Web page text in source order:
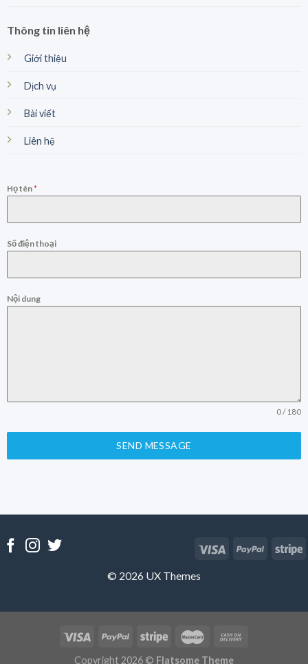
Thông tin liên hệ
Giới thiệu
Dịch vụ
Bài viết
Liên hệ
Họ tên*
Số điện thoại
Nội dung
0 / 180
SEND MESSAGE
© 2026 UX Themes
Copyright 2026 © Flatsome Theme